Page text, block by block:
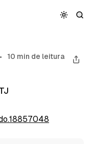
Sativa
da
10 min de leitura